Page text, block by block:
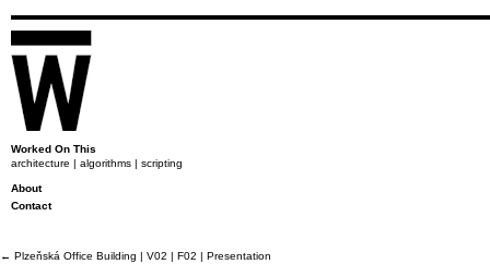
Worked On This
architecture | algorithms | scripting
About
Contact
← Plzeňská Office Building | V02 | F02 | Presentation